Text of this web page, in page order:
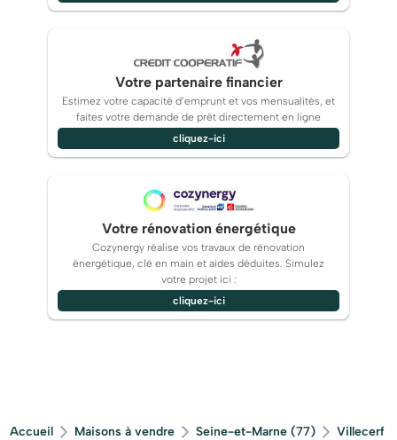
Votre partenaire financier
Estimez votre capacité d’emprunt et vos mensualités, et
faites votre demande de prêt directement en ligne
cliquez-ici
Votre rénovation énergétique
Cozynergy réalise vos travaux de rénovation
énergétique, clé en main et aides déduites. Simulez
votre projet ici :
cliquez-ici
Accueil Maisons à vendre Seine-et-Marne (77)
Villecerf